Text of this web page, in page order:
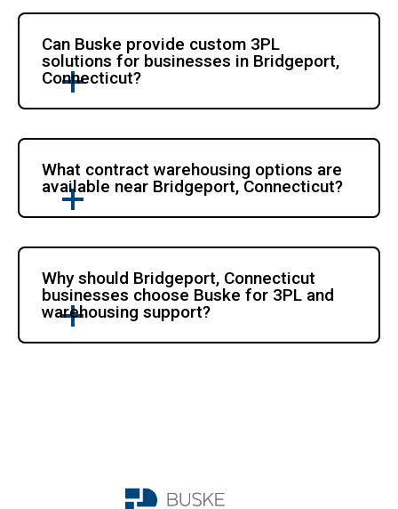
Can Buske provide custom 3PL
solutions for businesses in Bridgeport,
Connecticut?
What contract warehousing options are
available near Bridgeport, Connecticut?
Why should Bridgeport, Connecticut
businesses choose Buske for 3PL and
warehousing support?